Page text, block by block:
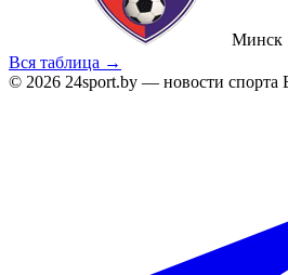
Минск
Вся таблица →
© 2026 24sport.by — новости спорта